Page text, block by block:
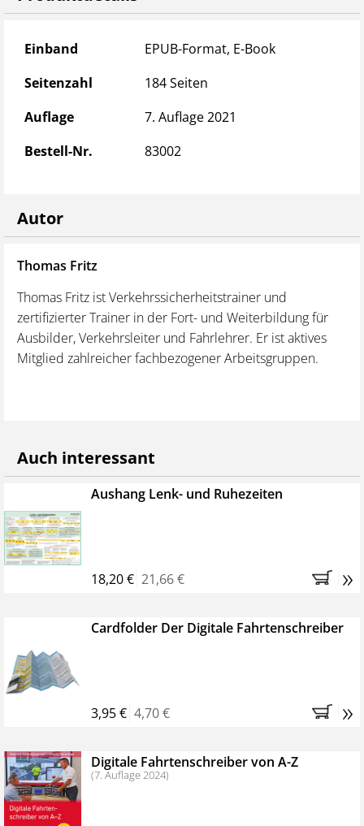
Lenk- und Ruhezeiten (tägliche und wöchentliche
Lenk- und Ruhezeiten, Arbeitszeit- und
Der Digitale Fahrtenschreiber (rechtliche Grundlagen
Mitführpflichten (persönliche Dokumente, Schau- und
Verantwortung, Auftraggeber-Haftung)
Einbezogene Fahrzeuge (mit Ausnahmeregelungen
national und EU-weit)
(EG) Nr. 561/2006 und neuem BKrFQG)
Bußgeldbestimmungen und Sanktionen bei Verstößen
Begriffsbestimmungen
Wesentliche Vorschriften im Überblick (national,
Produktdetails
Einband
EPUB-Format, E-Book
Seitenzahl
184 Seiten
Auflage
7. Auflage 2021
Bestell-Nr.
83002
Autor
Thomas Fritz
Thomas Fritz ist Verkehrssicherheitstrainer und
zertifizierter Trainer in der Fort- und Weiterbildung für
Ausbilder, Verkehrsleiter und Fahrlehrer. Er ist aktives
Mitglied zahlreicher fachbezogener Arbeitsgruppen.
Auch interessant
Aushang Lenk- und Ruhezeiten
18,20 € 21,66 € »
Cardfolder Der Digitale Fahrtenschreiber
3,95 € 4,70 € »
Digitale Fahrtenschreiber von A-Z
(7. Auflage 2024)